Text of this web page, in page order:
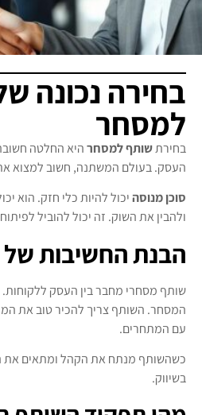
בחירה נכונה
למסחר
בחירתשותף למסחרהיא החלטה
העסק. בעולם המשתנה, חשוב למצוא
סוכן מנוסהיכול להיות כלי חזק. הוא
ולהבין את השוק. זה יכול להוביל
הבנת החשיבות
שותף מסחרי מחבר בין העסק
המסחר. השותף צריך להכיר טוב את
עם המתחרים.
כשהשותף מנתח את הקהל ומתאים את
בשיווק.